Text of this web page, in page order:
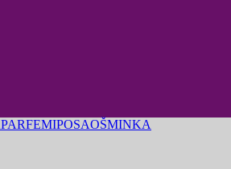
PARFEMIPOSAOŠMINKA